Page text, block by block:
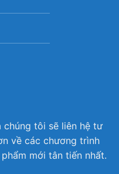
chúng tôi sẽ liên hệ tư
về các chương trình
mới tân tiến nhất.